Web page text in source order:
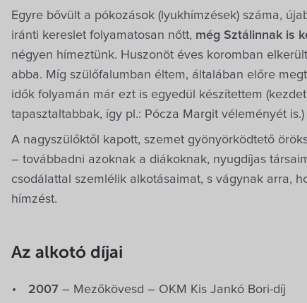
Egyre bővült a pókozások (lyukhímzések) száma,
iránti kereslet folyamatosan nőtt, még Sztálinnak is
négyen hímeztünk. Huszonöt éves koromban
abba. Míg szülőfalumban éltem, általában előre
idők folyamán már ezt is egyedül készítettem
tapasztaltabbak, így pl.: Pócza Margit véleményét is.)
A nagyszülőktől kapott, szemet gyönyörködtető
– továbbadni azoknak a diákoknak, nyugdíjas
csodálattal szemlélik alkotásaimat, s vágynak arra,
hímzést.
Az alkotó díjai
2007 – Mezőkövesd – OKM Kis Jankó Bori-díj